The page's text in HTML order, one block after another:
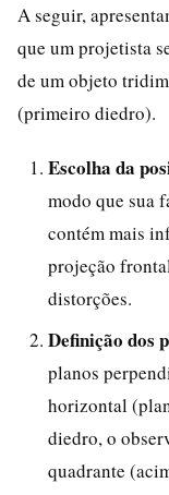
A seguir,
que um projetista
de um objeto
(primeiro diedro).
Escolha da
modo que sua
contém mais
projeção
distorções.
Definição dos
planos
horizontal
diedro, o
quadrante